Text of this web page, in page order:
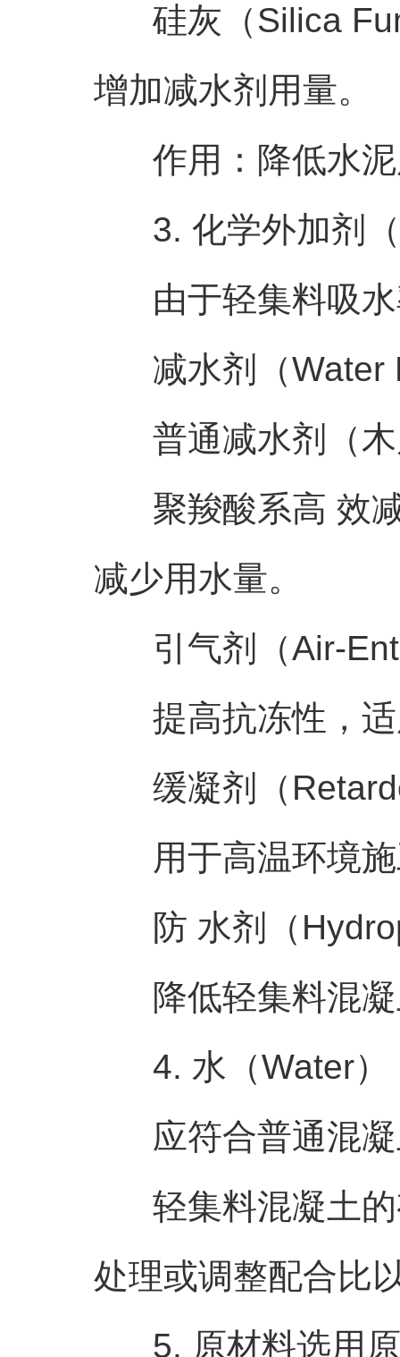
硅灰（Silica
增加减水剂用量。
作用：降低水泥
3. 化学外加剂（
由于轻集料吸水
减水剂（Water
普通减水剂（木
聚羧酸系高 效减
减少用水量。
引气剂（Air-
提高抗冻性，适
缓凝剂（
用于高温环境施
防 水剂（
降低轻集料混凝
4. 水（Water）
应符合普通混凝
轻集料混凝土的
处理或调整配合比
5. 原材料选用